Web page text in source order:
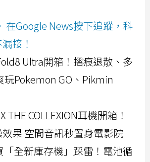
在Google News按下追蹤，科
接！
Ultra開箱！摺痕退散、多
玩Pokemon GO、Pikmin
THE COLLEXION耳機開箱！
果 空間音訊秒置身電影院
「全新庫存機」踩雷！電池循